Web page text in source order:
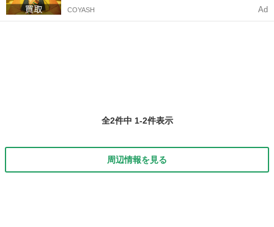
COYASH Ad
全2件中 1-2件表示
周辺情報を見る